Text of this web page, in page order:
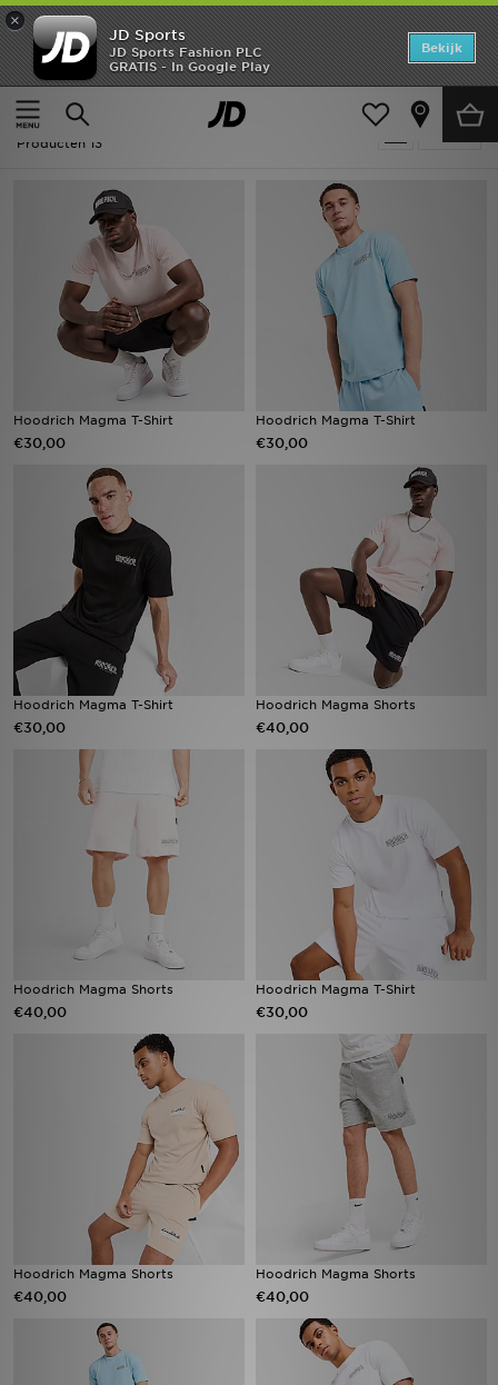
×
JD Sports
JD Sports Fashion PLC
GRATIS - In Google Play
Bekijk
Thuis
2 for 45
2 for 45
Producten 13
Hoodrich Magma T-Shirt
€30,00
Hoodrich Magma T-Shirt
€30,00
Hoodrich Magma T-Shirt
€30,00
Hoodrich Magma Shorts
€40,00
Hoodrich Magma Shorts
€40,00
Hoodrich Magma T-Shirt
€30,00
Hoodrich Magma Shorts
€40,00
Hoodrich Magma Shorts
€40,00
Home
Offers
New In
Collecties
Sports
Vind een winkel
Bestelling traceren
Klantenservice
Download de app
Wie wij zijn